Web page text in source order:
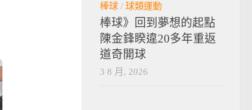
棒球 / 球類運動
棒球》回到夢想的起點
陳金鋒睽違20多年重返
道奇開球
3 8 月, 2026